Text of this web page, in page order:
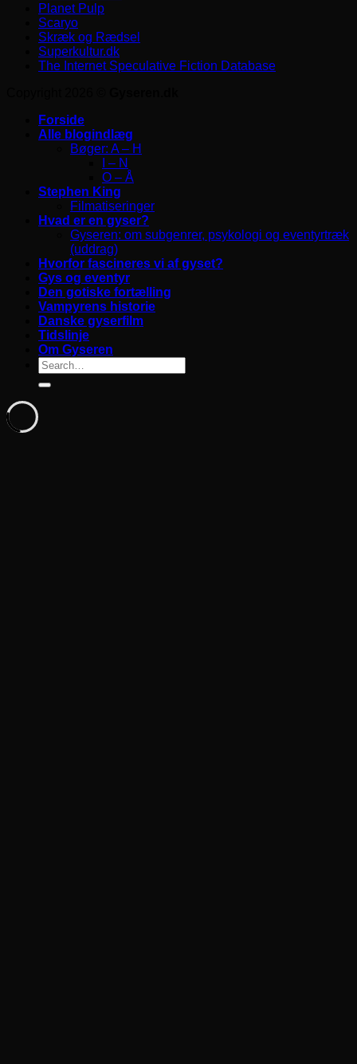
Planet Pulp
Scaryo
Skræk og Rædsel
Superkultur.dk
The Internet Speculative Fiction Database
Forside
Alle blogindlæg
Bøger: A – H
I – N
O – Å
Stephen King
Filmatiseringer
Hvad er en gyser?
Gyseren: om subgenrer, psykologi og eventyrtræk
(uddrag)
Hvorfor fascineres vi af gyset?
Gys og eventyr
Den gotiske fortælling
Vampyrens historie
Danske gyserfilm
Tidslinje
Om Gyseren